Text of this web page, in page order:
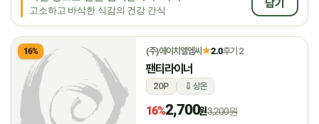
고소하고 바삭한 식감의 건강 간식
담기
16% (주)에이치엘엠씨★2.0후기 2
팬티라이너
20P 상온
16%2,700원3,200원